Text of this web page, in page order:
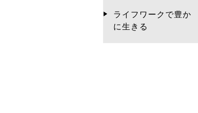
ライフワークで豊か
に生きる